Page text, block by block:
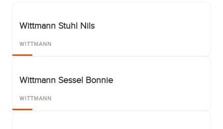
Wittmann Stuhl Nils
WITTMANN
Wittmann Sessel Bonnie
WITTMANN